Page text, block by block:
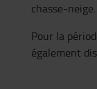
chasse-neige.
Pour la
également